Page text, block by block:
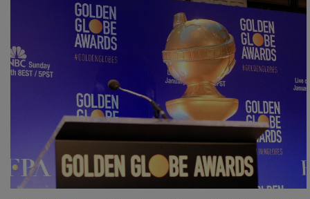
RADIO ACADEMY
NEWS
CONTUL MEU